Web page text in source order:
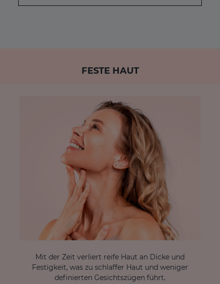
FESTE HAUT
Mit der Zeit verliert reife Haut an Dicke und
Festigkeit, was zu schlaffer Haut und weniger
definierten Gesichtszügen führt.